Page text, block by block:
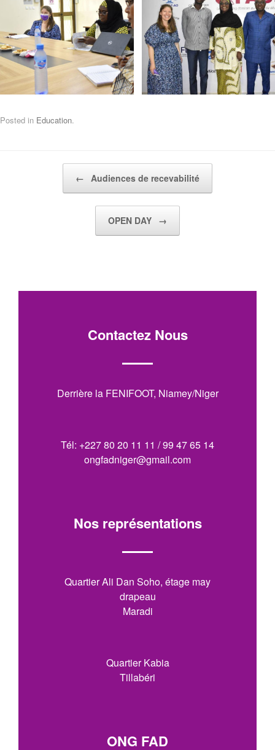
Posted in Education.
← Audiences de recevabilité
OPEN DAY →
Contactez Nous
Derrière la FENIFOOT, Niamey/Niger
Tél: +227 80 20 11 11 / 99 47 65 14
ongfadniger@gmail.com
Nos représentations
Quartier Ali Dan Soho, étage may
drapeau
Maradi
Quartier Kabia
Tillabéri
ONG FAD